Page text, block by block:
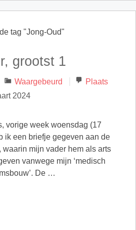
tag "Jong-Oud"
grootst 1
Categorieën
Waargebeurd
Plaats
2024
vorige week woensdag (17
ik een briefje gegeven aan de
waarin mijn vader hem als arts
vanwege mijn ‘medisch
De …